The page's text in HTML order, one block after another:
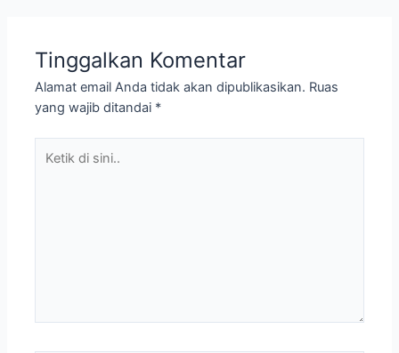
Tinggalkan Komentar
Alamat email Anda tidak akan dipublikasikan. Ruas
yang wajib ditandai *